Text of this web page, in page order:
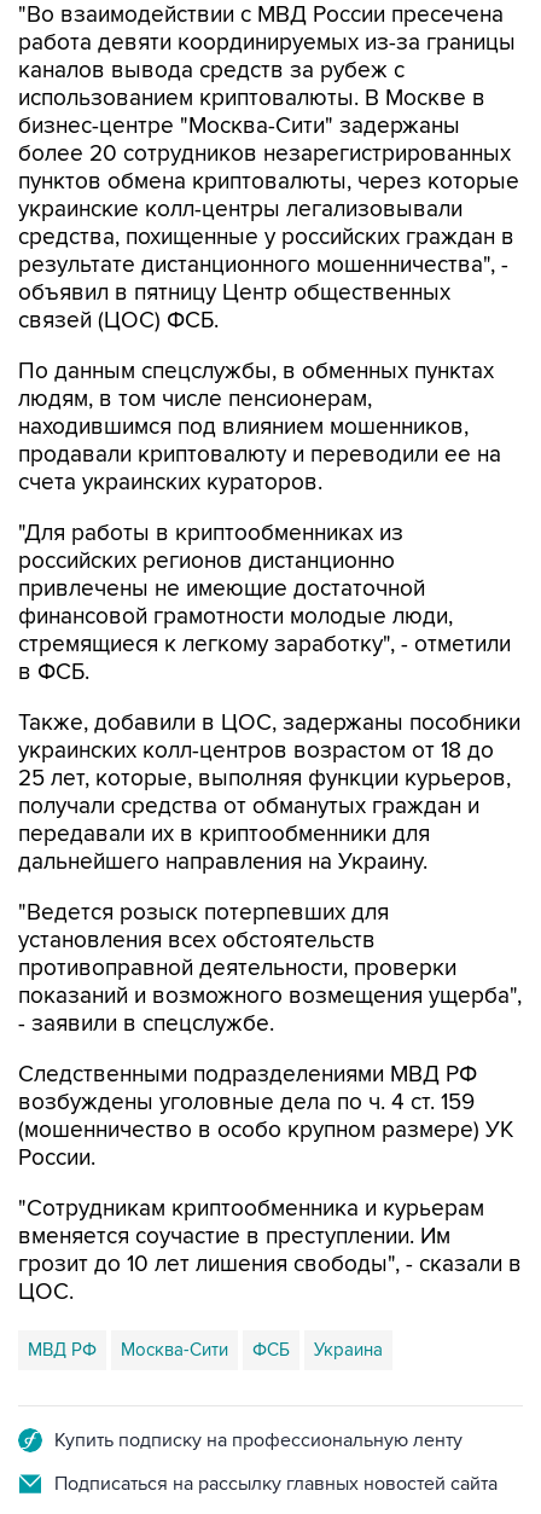
"Во взаимодействии с МВД России пресечена
работа девяти координируемых из-за границы
каналов вывода средств за рубеж с
использованием криптовалюты. В Москве в
бизнес-центре "Москва-Сити" задержаны
более 20 сотрудников незарегистрированных
пунктов обмена криптовалюты, через которые
украинские колл-центры легализовывали
средства, похищенные у российских граждан в
результате дистанционного мошенничества", -
объявил в пятницу Центр общественных
связей (ЦОС) ФСБ.
По данным спецслужбы, в обменных пунктах
людям, в том числе пенсионерам,
находившимся под влиянием мошенников,
продавали криптовалюту и переводили ее на
счета украинских кураторов.
"Для работы в криптообменниках из
российских регионов дистанционно
привлечены не имеющие достаточной
финансовой грамотности молодые люди,
стремящиеся к легкому заработку", - отметили
в ФСБ.
Также, добавили в ЦОС, задержаны пособники
украинских колл-центров возрастом от 18 до
25 лет, которые, выполняя функции курьеров,
получали средства от обманутых граждан и
передавали их в криптообменники для
дальнейшего направления на Украину.
"Ведется розыск потерпевших для
установления всех обстоятельств
противоправной деятельности, проверки
показаний и возможного возмещения ущерба",
- заявили в спецслужбе.
Следственными подразделениями МВД РФ
возбуждены уголовные дела по ч. 4 ст. 159
(мошенничество в особо крупном размере) УК
России.
"Сотрудникам криптообменника и курьерам
вменяется соучастие в преступлении. Им
грозит до 10 лет лишения свободы", - сказали в
ЦОС.
МВД РФ Москва-Сити ФСБ Украина
Купить подписку на профессиональную ленту
Подписаться на рассылку главных новостей сайта